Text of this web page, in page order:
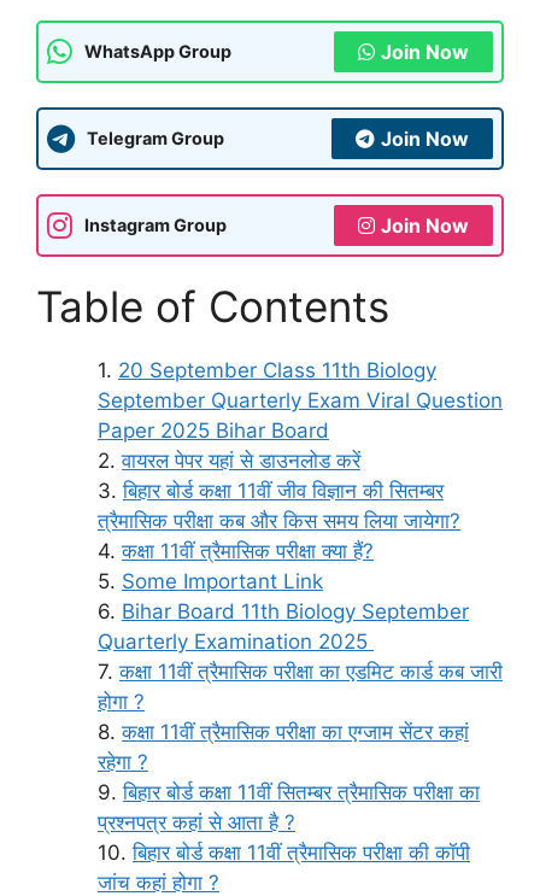
WhatsApp Group Join Now
Telegram Group Join Now
Instagram Group Join Now
Table of Contents
20 September Class 11th Biology
September Quarterly Exam Viral Question
Paper 2025 Bihar Board
वायरल पेपर यहां से डाउनलोड करें
बिहार बोर्ड कक्षा 11वीं जीव विज्ञान की सितम्बर
त्रैमासिक परीक्षा कब और किस समय लिया जायेगा?
कक्षा 11वीं त्रैमासिक परीक्षा क्या हैं?
Some Important Link
Bihar Board 11th Biology September
Quarterly Examination 2025
कक्षा 11वीं त्रैमासिक परीक्षा का एडमिट कार्ड कब जारी
होगा ?
कक्षा 11वीं त्रैमासिक परीक्षा का एग्जाम सेंटर कहां
रहेगा ?
बिहार बोर्ड कक्षा 11वीं सितम्बर त्रैमासिक परीक्षा का
प्रश्नपत्र कहां से आता है ?
बिहार बोर्ड कक्षा 11वीं त्रैमासिक परीक्षा की कॉपी
जांच कहां होगा ?